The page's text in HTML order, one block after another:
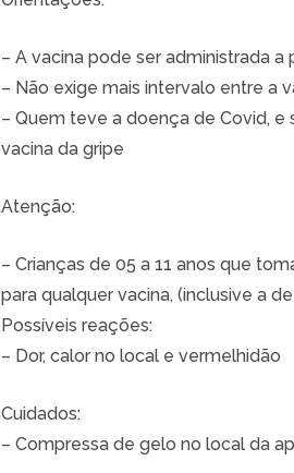
– A vacina pode ser administrada
– Não exige mais intervalo entre a
– Quem teve a doença de Covid,
vacina da gripe
Atenção:
– Crianças de 05 a 11 anos que
para qualquer vacina, (inclusive a
Possíveis reações:
– Dor, calor no local e vermelhidão
Cuidados:
– Compressa de gelo no local da